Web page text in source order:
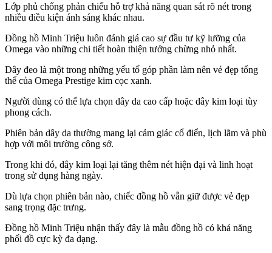
Lớp phủ chống phản chiếu hỗ trợ khả năng quan sát rõ nét trong
nhiều điều kiện ánh sáng khác nhau.
Đồng hồ Minh Triệu luôn đánh giá cao sự đầu tư kỹ lưỡng của
Omega vào những chi tiết hoàn thiện tưởng chừng nhỏ nhất.
Dây đeo là một trong những yếu tố góp phần làm nên vẻ đẹp tổng
thể của Omega Prestige kim cọc xanh.
Người dùng có thể lựa chọn dây da cao cấp hoặc dây kim loại tùy
phong cách.
Phiên bản dây da thường mang lại cảm giác cổ điển, lịch lãm và phù
hợp với môi trường công sở.
Trong khi đó, dây kim loại lại tăng thêm nét hiện đại và linh hoạt
trong sử dụng hàng ngày.
Dù lựa chọn phiên bản nào, chiếc đồng hồ vẫn giữ được vẻ đẹp
sang trọng đặc trưng.
Đồng hồ Minh Triệu nhận thấy đây là mẫu đồng hồ có khả năng
phối đồ cực kỳ đa dạng.